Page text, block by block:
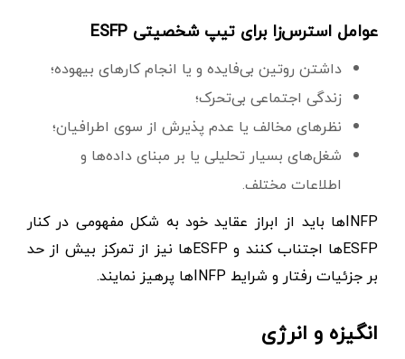
عوامل استرس‌زا برای تیپ شخصیتی ESFP
داشتن روتین بی‌فایده و یا انجام کارهای بیهوده؛
زندگی اجتماعی بی‌تحرک؛
نظرهای مخالف یا عدم پذیرش از سوی اطرافیان؛
شغل‌های بسیار تحلیلی یا بر مبنای داده‌ها و
اطلاعات مختلف.
INFPها باید از ابراز عقاید خود به شکل مفهومی در کنار
ESFPها اجتناب کنند و ESFPها نیز از تمرکز بیش از حد
بر جزئیات رفتار و شرایط INFPها پرهیز نمایند.
انگیزه و انرژی